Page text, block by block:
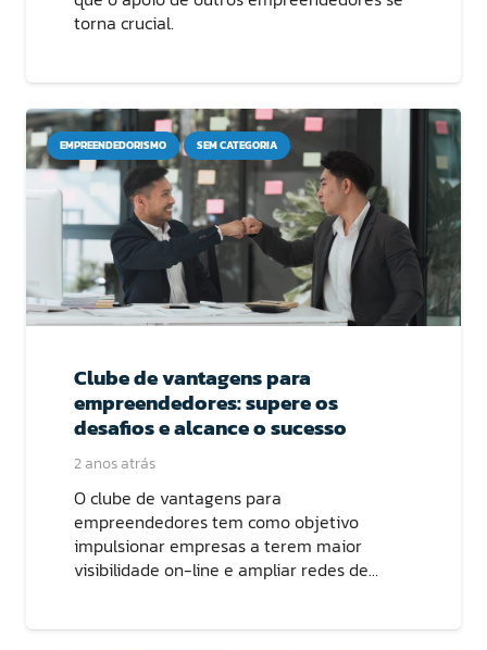
torna crucial.
EMPREENDEDORISMO SEM CATEGORIA
Clube de vantagens para
empreendedores: supere os
desafios e alcance o sucesso
2 anos atrás
O clube de vantagens para
empreendedores tem como objetivo
impulsionar empresas a terem maior
visibilidade on-line e ampliar redes de…